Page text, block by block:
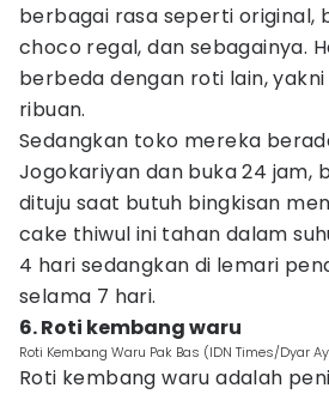
berbagai rasa seperti original,
choco regal, dan sebagainya.
berbeda dengan roti lain,
ribuan.
Sedangkan toko mereka
Jogokariyan dan buka 24 jam,
dituju saat butuh bingkisan
cake thiwul ini tahan dalam
4 hari sedangkan di lemari
selama 7 hari.
6. Roti kembang waru
Roti Kembang Waru Pak Bas (IDN Times/Dyar
Roti kembang waru adalah